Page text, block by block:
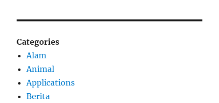
Categories
Alam
Animal
Applications
Berita